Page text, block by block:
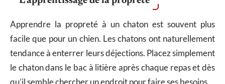
Apprendre la propreté à un chaton est souvent plus
facile que pour un chien. Les chatons ont naturellement
tendance à enterrer leurs déjections. Placez simplement
le chaton dans le bac à litière après chaque repas et dès
qu’il semble chercher un endroit pour faire ses besoins.